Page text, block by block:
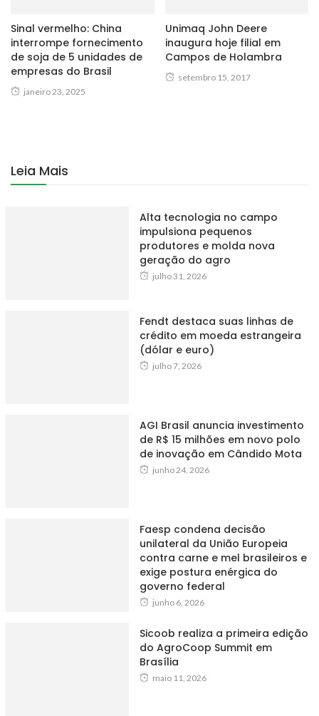
Sinal vermelho: China
interrompe fornecimento
de soja de 5 unidades de
empresas do Brasil
janeiro 23, 2025
Unimaq John Deere
inaugura hoje filial em
Campos de Holambra
setembro 15, 2017
Leia Mais
Alta tecnologia no campo
impulsiona pequenos
produtores e molda nova
geração do agro
julho 31, 2026
Fendt destaca suas linhas de
crédito em moeda estrangeira
(dólar e euro)
julho 7, 2026
AGI Brasil anuncia investimento
de R$ 15 milhões em novo polo
de inovação em Cândido Mota
junho 24, 2026
Faesp condena decisão
unilateral da União Europeia
contra carne e mel brasileiros e
exige postura enérgica do
governo federal
junho 6, 2026
Sicoob realiza a primeira edição
do AgroCoop Summit em
Brasília
maio 11, 2026